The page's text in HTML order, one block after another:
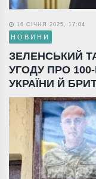
16 СІЧНЯ 2025, 17:04
НОВИНИ
ЗЕЛЕНСЬКИЙ
УГОДУ ПРО
УКРАЇНИ Й